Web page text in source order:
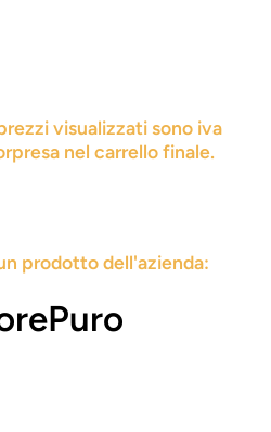
visualizzati sono iva
nel carrello finale.
prodotto dell'azienda: